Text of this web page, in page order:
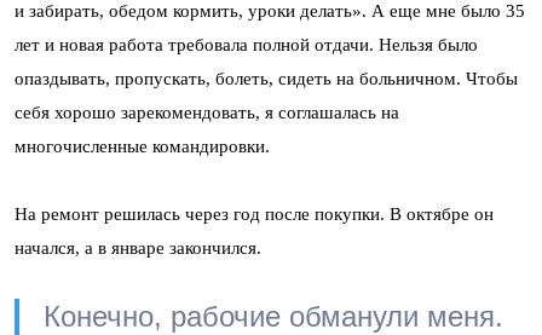
и забирать, обедом кормить, уроки делать». А еще мне было 35
лет и новая работа требовала полной отдачи. Нельзя было
опаздывать, пропускать, болеть, сидеть на больничном. Чтобы
себя хорошо зарекомендовать, я соглашалась на
многочисленные командировки.
На ремонт решилась через год после покупки. В октябре он
начался, а в январе закончился.
Конечно, рабочие обманули меня.